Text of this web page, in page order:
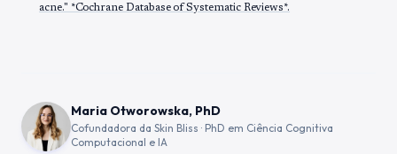
acne." *Cochrane Database of Systematic Reviews*.
Maria Otworowska, PhD
Cofundadora da Skin Bliss · PhD em Ciência Cognitiva
Computacional e IA